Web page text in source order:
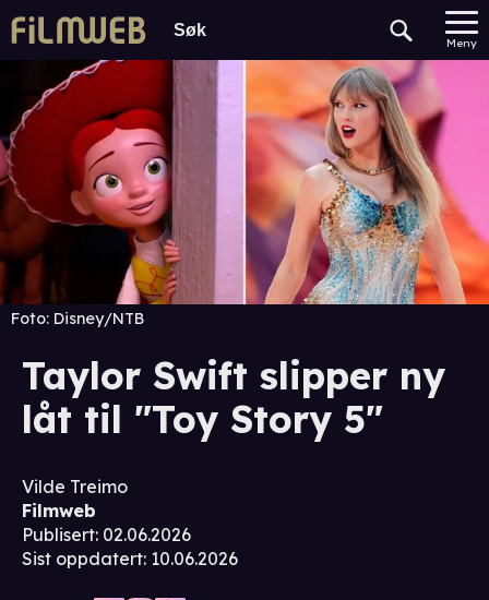
Meny
Foto: Disney/NTB
Taylor Swift slipper ny
låt til "Toy Story 5"
Vilde Treimo
Filmweb
Publisert: 02.06.2026
Sist oppdatert: 10.06.2026